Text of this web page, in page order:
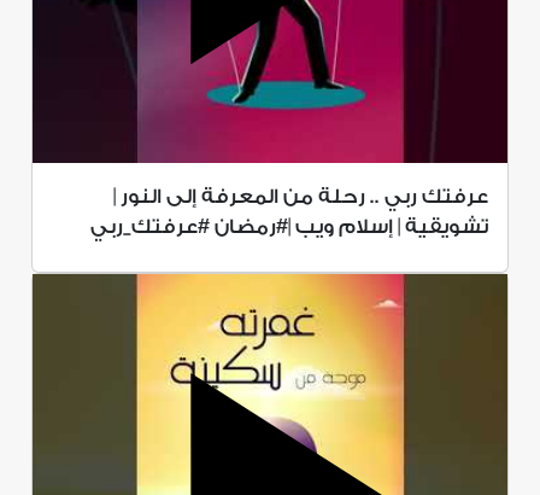
عرفتك ربي .. رحلة من المعرفة إلى النور |
تشويقية | إسلام ويب |#رمضان #عرفتك_ربي